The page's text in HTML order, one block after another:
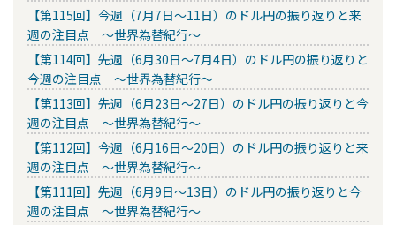
【第115回】今週（7月7日～11日）のドル円の振り返りと来
週の注目点 ～世界為替紀行～
【第114回】先週（6月30日～7月4日）のドル円の振り返りと
今週の注目点 ～世界為替紀行～
【第113回】先週（6月23日～27日）のドル円の振り返りと今
週の注目点 ～世界為替紀行～
【第112回】今週（6月16日～20日）のドル円の振り返りと来
週の注目点 ～世界為替紀行～
【第111回】先週（6月9日～13日）のドル円の振り返りと今
週の注目点 ～世界為替紀行～